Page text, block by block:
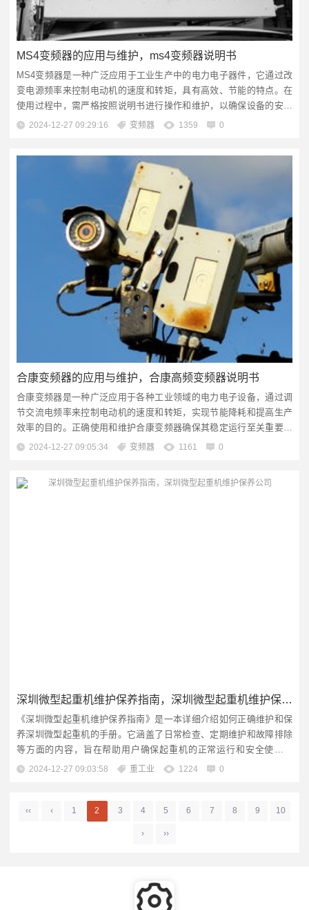
MS4变频器的应用与维护，ms4变频器说明书
MS4变频器是一种广泛应用于工业生产中的电力电子器件，它通过改
变电源频率来控制电动机的速度和转矩，具有高效、节能的特点。在
使用过程中，需严格按照说明书进行操作和维护，以确保设备的安全
稳定运行。，，安装时应确保环境符合要求，避免潮湿、高温等恶劣
好。在维护方面，要注意检查...
2024-12-27 09:29:16 变频器 1359 0
合康变频器的应用与维护，合康高频变频器说明书
合康变频器是一种广泛应用于各种工业领域的电力电子设备，通过调
节交流电频率来控制电动机的速度和转矩，实现节能降耗和提高生产
效率的目的。正确使用和维护合康变频器确保其稳定运行至关重要。
在使用前，应详细阅读并理解合康高频变频器说明书中的各项说明和
于我是一个文本和信息处理的人...
2024-12-27 09:05:34 变频器 1161 0
深圳微型起重机维护保养指南，深圳微型起重机维护保养公司
《深圳微型起重机维护保养指南》是一本详细介绍如何正确维护和保
养深圳微型起重机的手册。它涵盖了日常检查、定期维护和故障排除
等方面的内容，旨在帮助用户确保起重机的正常运行和安全使用。
《深圳微型起重机维护保养指南》也推荐了专业的深圳微型起重机维
考信息生成的，实际内容可能会有...
2024-12-27 09:03:58 重工业 1224 0
‹‹ ‹ 1 2 3 4 5 6 7 8 9 10
› ››